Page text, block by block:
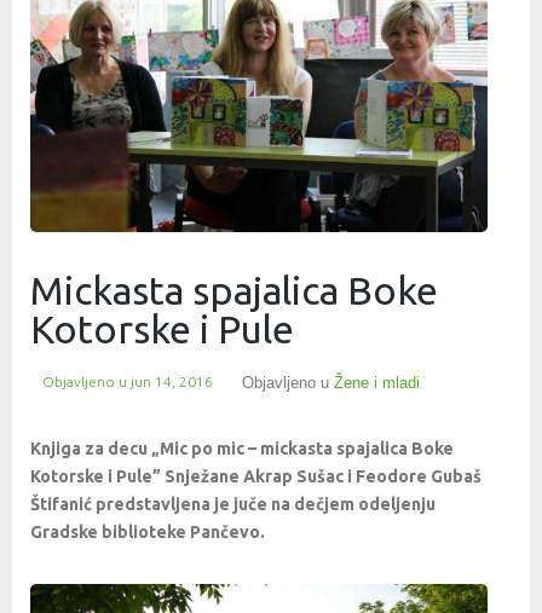
Mickasta spajalica Boke
Kotorske i Pule
Objavljeno u jun 14, 2016 Objavljeno u Žene i mladi
Knjiga za decu „Mic po mic – mickasta spajalica Boke
Kotorske i Pule” Snježane Akrap Sušac i Feodore Gubaš
Štifanić predstavljena je juče na dečjem odeljenju
Gradske biblioteke Pančevo.